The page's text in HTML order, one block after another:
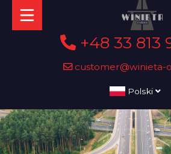
+48 33 813
customer@winieta-
Polski